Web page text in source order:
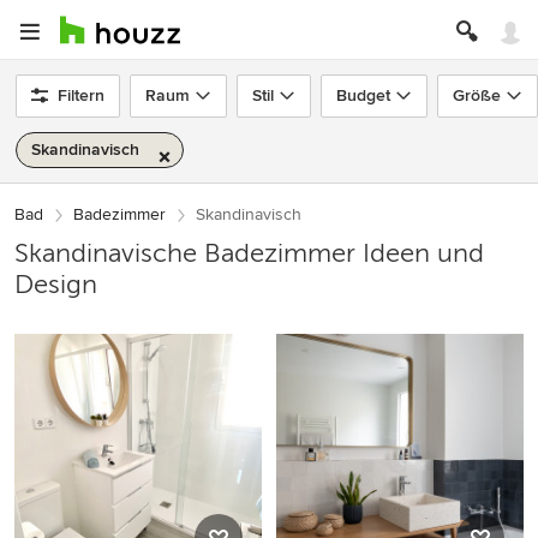
Filtern Raum Stil Budget Größe
Skandinavisch
Bad Badezimmer Skandinavisch
Skandinavische Badezimmer Ideen und
Design